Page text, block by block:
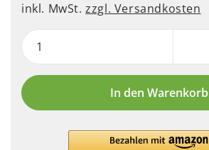
inkl. MwSt.zzgl. Versandkosten
In den Warenkorb